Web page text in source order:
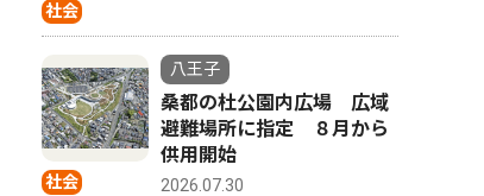
社会
社会
八王子
桑都の杜公園内広場 広域
避難場所に指定 ８月から
供用開始
2026.07.30